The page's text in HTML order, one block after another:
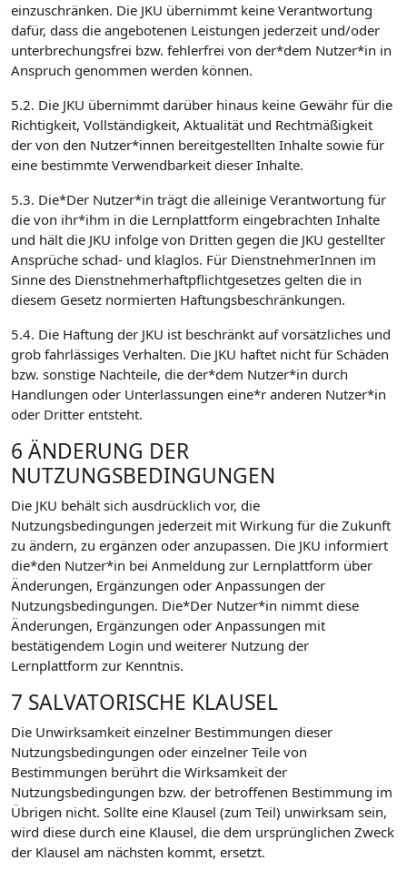
einzuschränken. Die JKU übernimmt keine Verantwortung
dafür, dass die angebotenen Leistungen jederzeit und/oder
unterbrechungsfrei bzw. fehlerfrei von der*dem Nutzer*in in
Anspruch genommen werden können.
5.2. Die JKU übernimmt darüber hinaus keine Gewähr für die
Richtigkeit, Vollständigkeit, Aktualität und Rechtmäßigkeit
der von den Nutzer*innen bereitgestellten Inhalte sowie für
eine bestimmte Verwendbarkeit dieser Inhalte.
5.3. Die*Der Nutzer*in trägt die alleinige Verantwortung für
die von ihr*ihm in die Lernplattform eingebrachten Inhalte
und hält die JKU infolge von Dritten gegen die JKU gestellter
Ansprüche schad- und klaglos. Für DienstnehmerInnen im
Sinne des Dienstnehmerhaftpflichtgesetzes gelten die in
diesem Gesetz normierten Haftungsbeschränkungen.
5.4. Die Haftung der JKU ist beschränkt auf vorsätzliches und
grob fahrlässiges Verhalten. Die JKU haftet nicht für Schäden
bzw. sonstige Nachteile, die der*dem Nutzer*in durch
Handlungen oder Unterlassungen eine*r anderen Nutzer*in
oder Dritter entsteht.
6 ÄNDERUNG DER
NUTZUNGSBEDINGUNGEN
Die JKU behält sich ausdrücklich vor, die
Nutzungsbedingungen jederzeit mit Wirkung für die Zukunft
zu ändern, zu ergänzen oder anzupassen. Die JKU informiert
die*den Nutzer*in bei Anmeldung zur Lernplattform über
Änderungen, Ergänzungen oder Anpassungen der
Nutzungsbedingungen. Die*Der Nutzer*in nimmt diese
Änderungen, Ergänzungen oder Anpassungen mit
bestätigendem Login und weiterer Nutzung der
Lernplattform zur Kenntnis.
7 SALVATORISCHE KLAUSEL
Die Unwirksamkeit einzelner Bestimmungen dieser
Nutzungsbedingungen oder einzelner Teile von
Bestimmungen berührt die Wirksamkeit der
Nutzungsbedingungen bzw. der betroffenen Bestimmung im
Übrigen nicht. Sollte eine Klausel (zum Teil) unwirksam sein,
wird diese durch eine Klausel, die dem ursprünglichen Zweck
der Klausel am nächsten kommt, ersetzt.